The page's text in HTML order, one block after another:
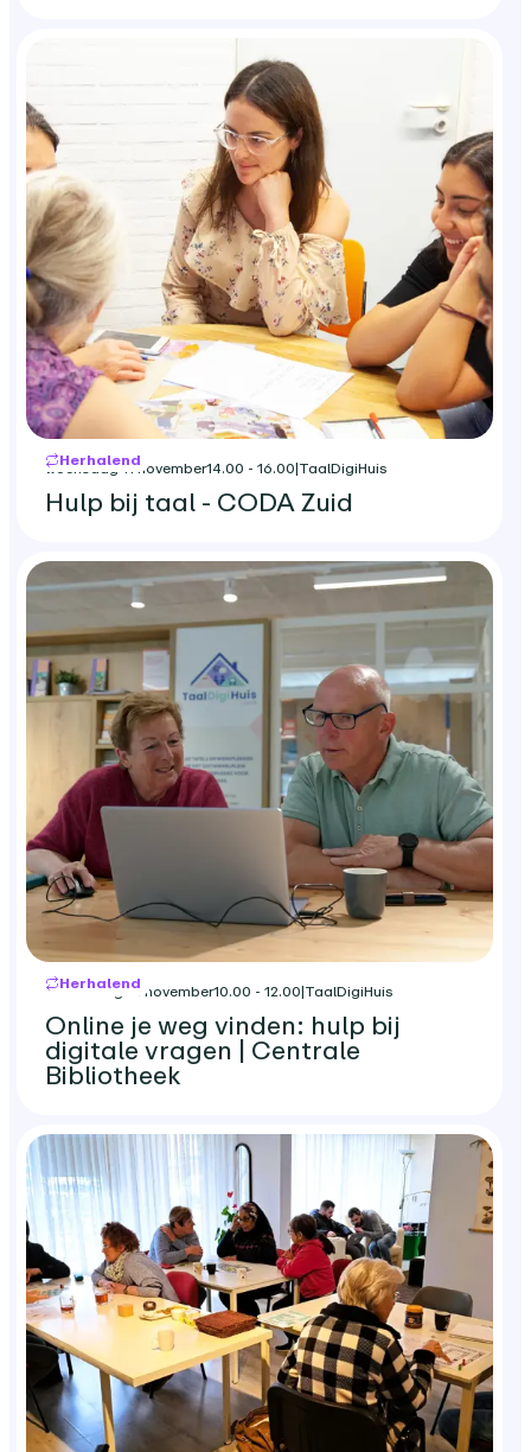
Herhalend
woensdag 11 november14.00 - 16.00|TaalDigiHuis
Hulp bij taal - CODA Zuid
Herhalend
donderdag 12 november10.00 - 12.00|TaalDigiHuis
Online je weg vinden: hulp bij
digitale vragen | Centrale
Bibliotheek